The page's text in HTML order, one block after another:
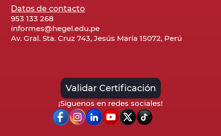
Datos de contacto
953 133 268
informes@hegel.edu.pe
Av. Gral. Sta. Cruz 743, Jesús María 15072, Perú
Validar Certificación
¡Siguenos en redes sociales!